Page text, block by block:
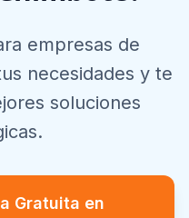
empresas de
necesidades y te
soluciones
Gratuita en